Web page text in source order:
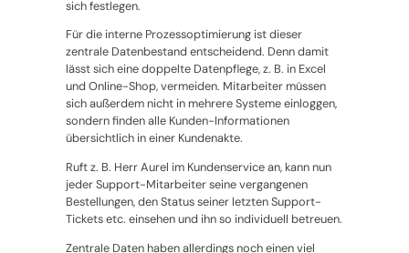
sich festlegen.
Für die interne Prozessoptimierung ist dieser
zentrale Datenbestand entscheidend. Denn damit
lässt sich eine doppelte Datenpflege, z. B. in Excel
und Online-Shop, vermeiden. Mitarbeiter müssen
sich außerdem nicht in mehrere Systeme einloggen,
sondern finden alle Kunden-Informationen
übersichtlich in einer Kundenakte.
Ruft z. B. Herr Aurel im Kundenservice an, kann nun
jeder Support-Mitarbeiter seine vergangenen
Bestellungen, den Status seiner letzten Support-
Tickets etc. einsehen und ihn so individuell betreuen.
Zentrale Daten haben allerdings noch einen viel